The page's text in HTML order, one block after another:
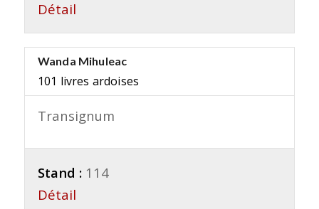
Détail
Wanda Mihuleac
101 livres ardoises
Transignum
Stand : 114
Détail